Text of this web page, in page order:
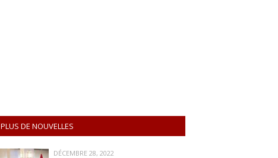
PLUS DE NOUVELLES
DÉCEMBRE 28, 2022